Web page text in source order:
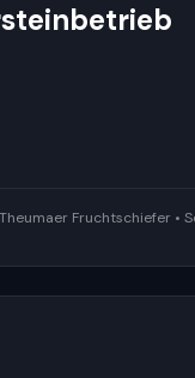
Fruchtschiefer •